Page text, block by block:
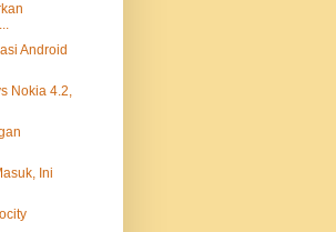
Android
Nokia 4.2,
Ini